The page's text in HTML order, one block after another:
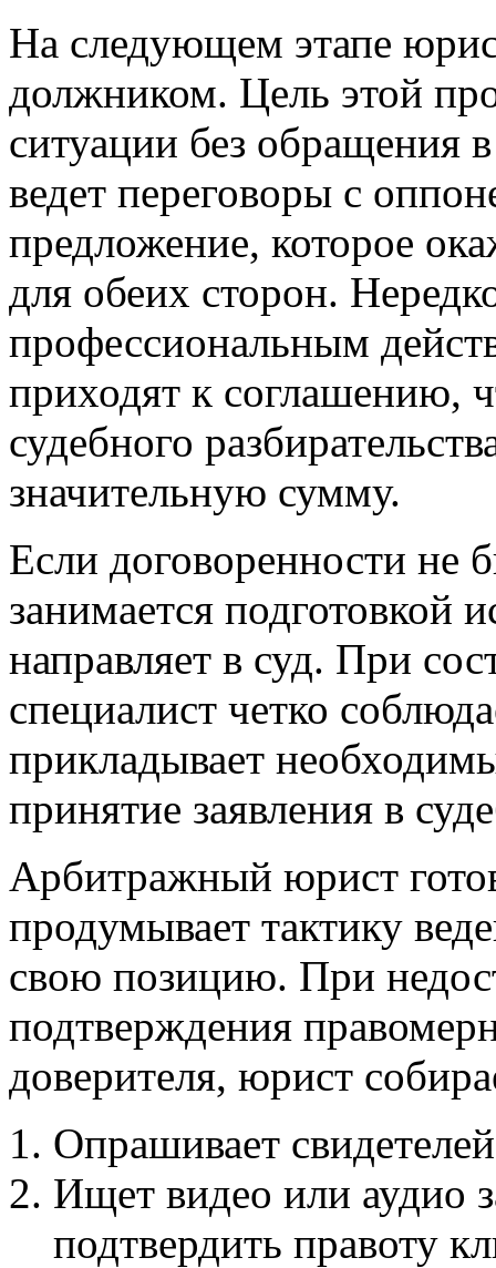
На следующем этапе
должником. Цель этой
ситуации без обращения
ведет переговоры с
предложение, которое
для обеих сторон.
профессиональным
приходят к соглашению,
судебного
значительную сумму.
Если договоренности не
занимается подготовкой
направляет в суд. При
специалист четко
прикладывает
принятие заявления в
Арбитражный юрист
продумывает тактику
свою позицию. При
подтверждения
доверителя, юрист
Опрашивает
Ищет видео или аудио
подтвердить правоту